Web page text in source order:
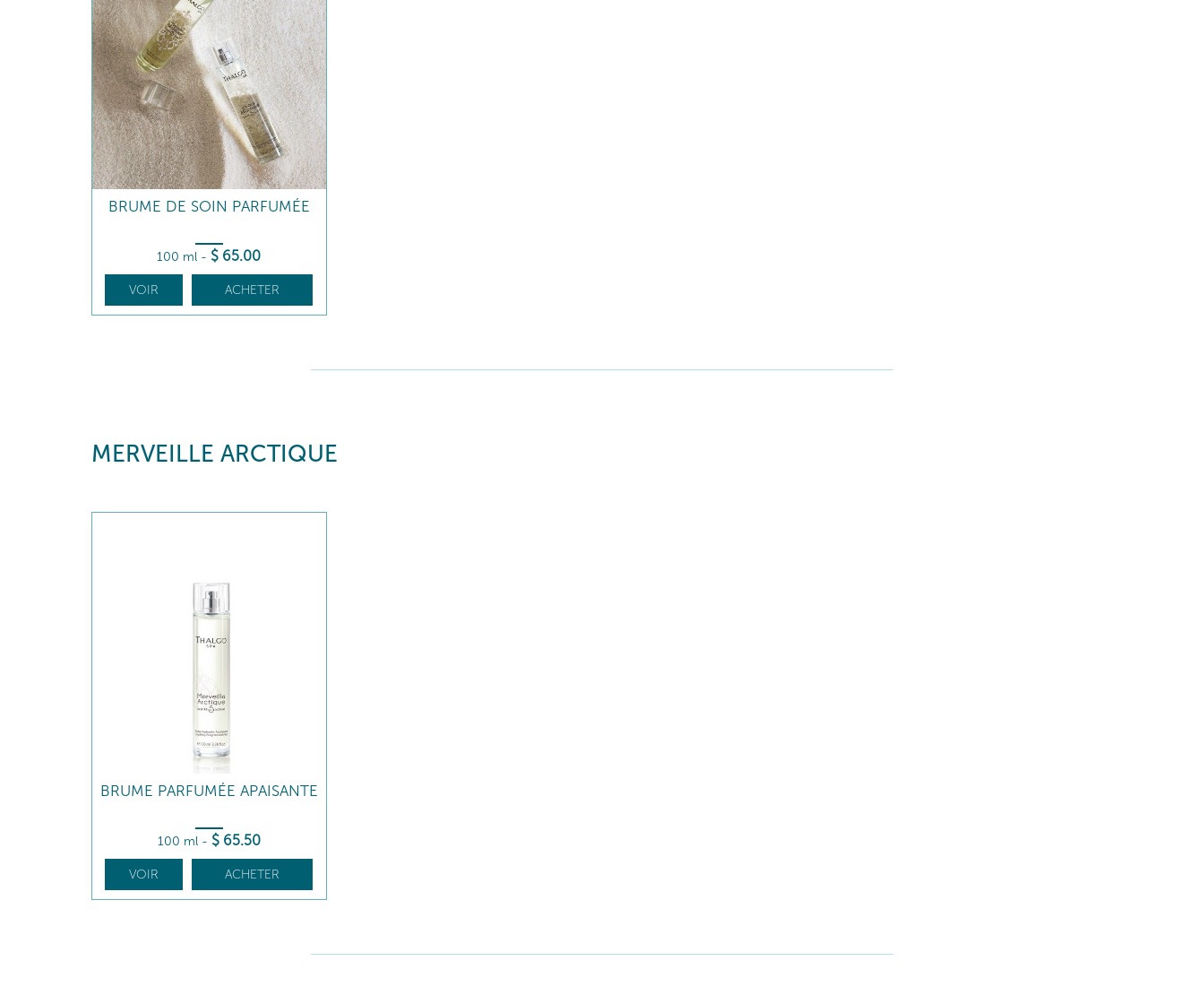
BRUME DE SOIN PARFUMÉE
100 ml - $ 65.00
VOIR ACHETER
MERVEILLE ARCTIQUE
BRUME PARFUMÉE APAISANTE
100 ml - $ 65.50
VOIR ACHETER